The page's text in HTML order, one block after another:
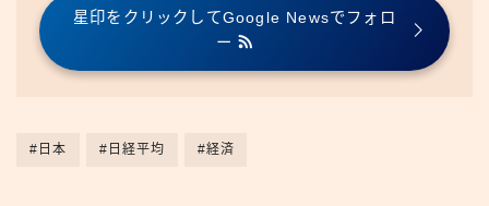
星印をクリックしてGoogle Newsでフォロ
ー
#日本 #日経平均 #経済